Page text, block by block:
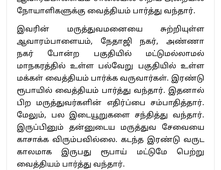
நோயாளிகளுக்கு வைத்தியம் பார்த்து வந்தார்.
இவரின் மருத்துவமனையை சுற்றியுள்ள
ஆவாரம்பாளையம், நேதாஜி நகர், அண்ணா
நகர் போன்ற பகுதியில் மட்டுமல்லாமல்
மாநகரத்தில் உள்ள பல்வேறு பகுதியில் உள்ள
மக்கள் வைத்தியம் பார்க்க வருவார்கள். இரண்டு
ரூபாயில் வைத்தியம் பார்த்து வந்தார். இதனால்
பிற மருத்துவர்களின் எதிர்ப்பை சம்பாதித்தார்.
மேலும், பல இடையூறுகளை சந்தித்து வந்தார்.
இருப்பினும் தன்னுடைய மருத்துவ சேவையை
காசாக்க விரும்பவில்லை. கடந்த இரண்டு வருட
காலமாக இருபது ரூபாய் மட்டுமே பெற்று
வைத்தியம் பார்த்து வந்தார்.